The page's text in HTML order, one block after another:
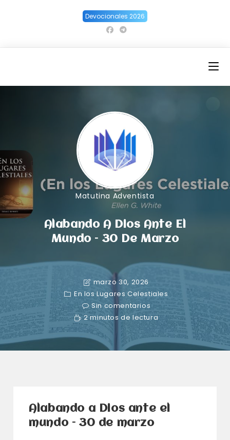
Devocionales 2026
Matutina Adventista
Alabando A Dios Ante El
Mundo – 30 De Marzo
marzo 30, 2026
En los Lugares Celestiales
Sin comentarios
2 minutos de lectura
Alabando a Dios ante el
mundo – 30 de marzo